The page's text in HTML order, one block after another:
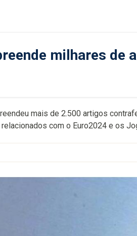
milhares de
mais de 2.500 artigos
com o Euro2024 e os